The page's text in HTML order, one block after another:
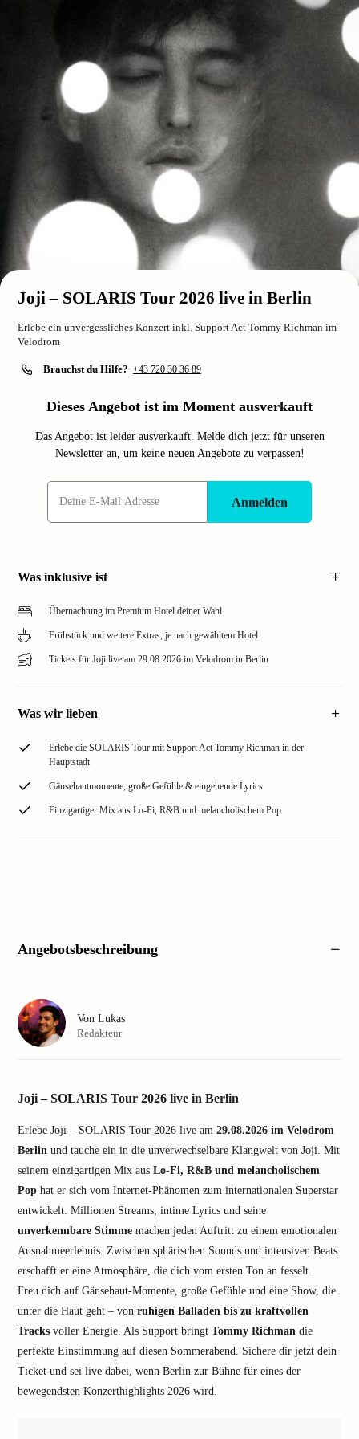
Joji – SOLARIS Tour 2026 live in Berlin
Erlebe ein unvergessliches Konzert inkl. Support Act Tommy Richman im
Velodrom
Brauchst du Hilfe? +43 720 30 36 89
Dieses Angebot ist im Moment ausverkauft
Das Angebot ist leider ausverkauft. Melde dich jetzt für unseren
Newsletter an, um keine neuen Angebote zu verpassen!
Anmelden
Was inklusive ist
Übernachtung im Premium Hotel deiner Wahl
Frühstück und weitere Extras, je nach gewähltem Hotel
Tickets für Joji live am 29.08.2026 im Velodrom in Berlin
Was wir lieben
Erlebe die SOLARIS Tour mit Support Act Tommy Richman in der
Hauptstadt
Gänsehautmomente, große Gefühle & eingehende Lyrics
Einzigartiger Mix aus Lo-Fi, R&B und melancholischem Pop
Angebotsbeschreibung
Joji – SOLARIS Tour 2026 live in Berlin
Erlebe Joji – SOLARIS Tour 2026 live am 29.08.2026 im Velodrom
Berlin und tauche ein in die unverwechselbare Klangwelt von Joji. Mit
seinem einzigartigen Mix aus Lo-Fi, R&B und melancholischem
Pop hat er sich vom Internet-Phänomen zum internationalen Superstar
entwickelt. Millionen Streams, intime Lyrics und seine
unverkennbare Stimme machen jeden Auftritt zu einem emotionalen
Ausnahmeerlebnis. Zwischen sphärischen Sounds und intensiven Beats
erschafft er eine Atmosphäre, die dich vom ersten Ton an fesselt.
Freu dich auf Gänsehaut-Momente, große Gefühle und eine Show, die
unter die Haut geht – von ruhigen Balladen bis zu kraftvollen
Tracks voller Energie. Als Support bringt Tommy Richman die
perfekte Einstimmung auf diesen Sommerabend. Sichere dir jetzt dein
Ticket und sei live dabei, wenn Berlin zur Bühne für eines der
bewegendsten Konzerthighlights 2026 wird.
Von Lukas
Redakteur